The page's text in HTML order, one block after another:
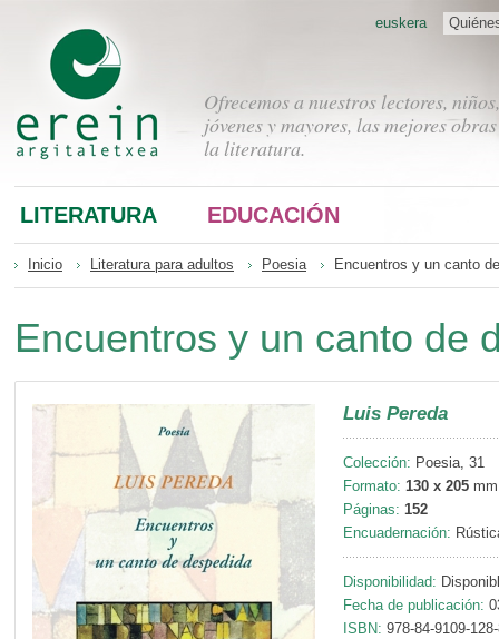
Ofrecemos a nuestros lectores, niños,
jóvenes y mayores, las mejores
la literatura.
euskera
LITERATURA EDUCACIÓN
Inicio Literatura para adultos Poesia Encuentros y un canto
Encuentros y un canto de
Luis Pereda
Colección: Poesia, 31
Formato: 130 x 205 mm
Páginas: 152
Encuadernación:
Disponibilidad:
Fecha de publicación:
ISBN: 978-84-9109-